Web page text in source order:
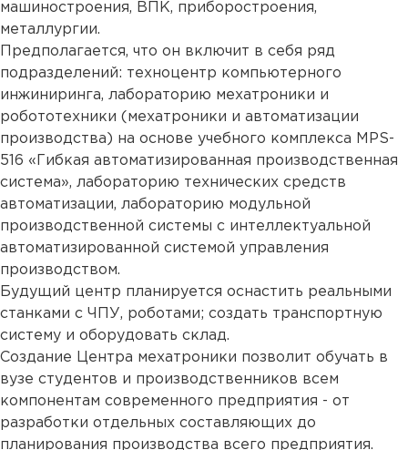
машиностроения, ВПК, приборостроения,
металлургии.
Предполагается, что он включит в себя ряд
подразделений: техноцентр компьютерного
инжиниринга, лабораторию мехатроники и
робототехники (мехатроники и автоматизации
производства) на основе учебного комплекса MPS-
516 «Гибкая автоматизированная производственная
система», лабораторию технических средств
автоматизации, лабораторию модульной
производственной системы с интеллектуальной
автоматизированной системой управления
производством.
Будущий центр планируется оснастить реальными
станками с ЧПУ, роботами; создать транспортную
систему и оборудовать склад.
Создание Центра мехатроники позволит обучать в
вузе студентов и производственников всем
компонентам современного предприятия - от
разработки отдельных составляющих до
планирования производства всего предприятия.